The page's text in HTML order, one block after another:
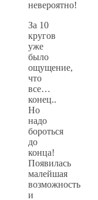
невероятно!
За 10
кругов
уже
было
ощущение,
что
все…
конец..
Но
надо
бороться
до
конца!
Появилась
малейшая
возможность
и